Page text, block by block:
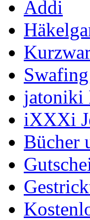
Addi
jatoniki
iXXXi
Bücher